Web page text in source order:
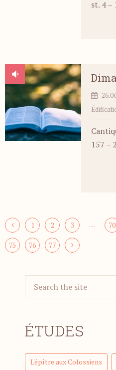
st. 4 –
157 –
1 2 3 … 70
75 76 77
ÉTUDES
L'épître aux Colossiens